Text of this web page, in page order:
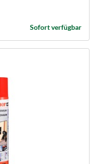
Sofort verfügbar